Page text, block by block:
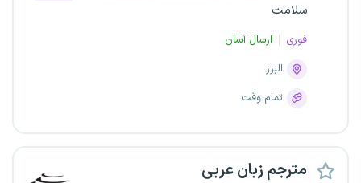
سلامت
فوری
ارسال آسان
البرز
تمام وقت
مترجم زبان عربی